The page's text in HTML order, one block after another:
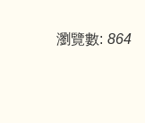
瀏覽數: 864